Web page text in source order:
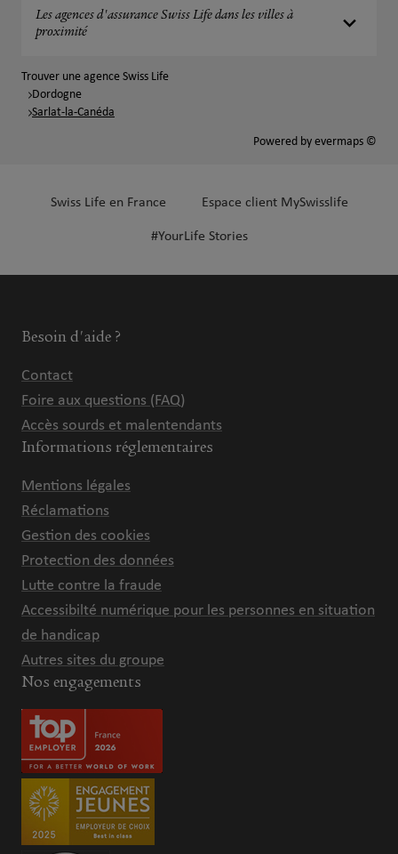
Les agences d'assurance Swiss Life dans les villes à
proximité
Trouver une agence Swiss Life
Dordogne
Sarlat-la-Canéda
Powered by evermaps ©
Swiss Life en France Espace client MySwisslife
#YourLife Stories
Besoin d'aide ?
Contact
Foire aux questions (FAQ)
Accès sourds et malentendants
Informations réglementaires
Mentions légales
Réclamations
Gestion des cookies
Protection des données
Lutte contre la fraude
Accessibilté numérique pour les personnes en situation
de handicap
Autres sites du groupe
Nos engagements